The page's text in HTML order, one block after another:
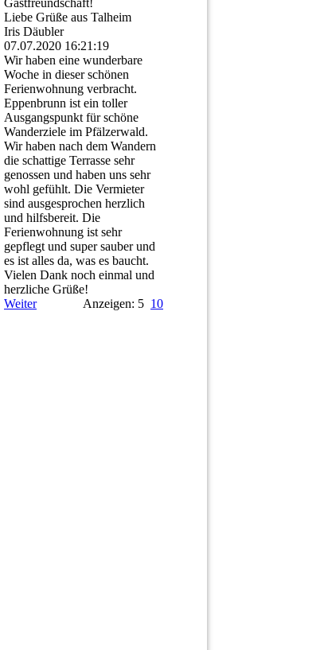
Gastfreundschaft!
Liebe Grüße aus Talheim
Iris Däubler
07.07.2020 16:21:19
Wir haben eine wunderbare
Woche in dieser schönen
Ferienwohnung verbracht.
Eppenbrunn ist ein toller
Ausgangspunkt für schöne
Wanderziele im Pfälzerwald.
Wir haben nach dem Wandern
die schattige Terrasse sehr
genossen und haben uns sehr
wohl gefühlt. Die Vermieter
sind ausgesprochen herzlich
und hilfsbereit. Die
Ferienwohnung ist sehr
gepflegt und super sauber und
es ist alles da, was es baucht.
Vielen Dank noch einmal und
herzliche Grüße!
Weiter
Anzeigen: 5 10